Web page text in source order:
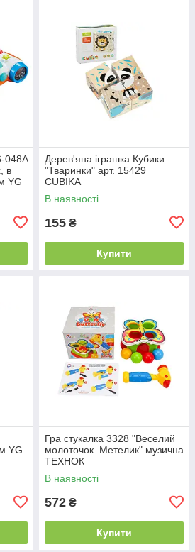
048A
в
YG
Дерев'яна іграшка Кубики
"Тваринки" арт. 15429
CUBIKA
В наявності
155 ₴
Купити
YG
Гра стукалка 3328 "Веселий
молоточок. Метелик" музична
ТЕХНОК
В наявності
572 ₴
Купити